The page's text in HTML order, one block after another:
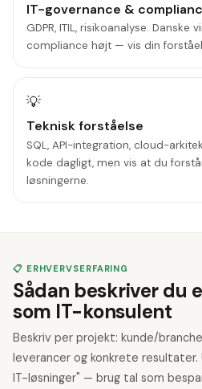
IT-governance &
GDPR, ITIL, risikoanalyse.
compliance højt — vis din
💡
Teknisk forståelse
SQL, API-integration, cloud-
kode dagligt, men vis at du
løsningerne.
📋 ERHVERVSERFARING
Sådan beskriver du
som IT-konsulent
Beskriv per projekt: kunde/
leverancer og konkrete resultater.
IT-løsninger" — brug tal som